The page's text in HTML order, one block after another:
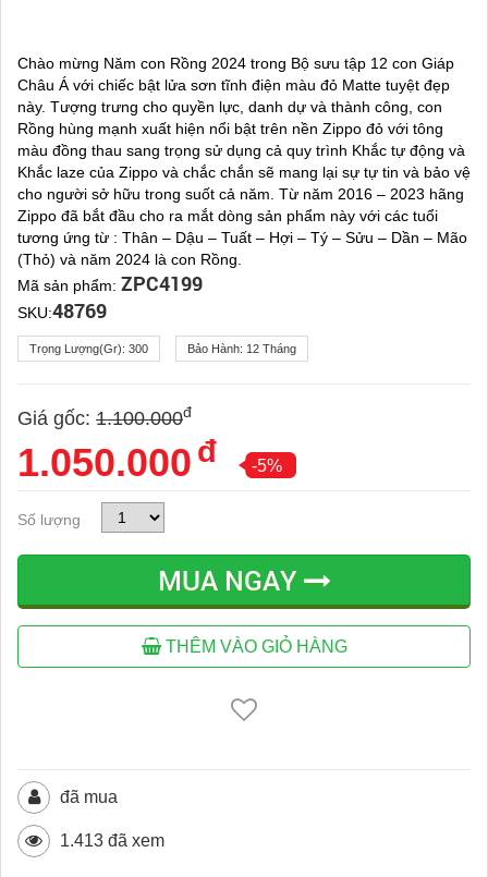
Chào mừng Năm con Rồng 2024 trong Bộ sưu tập 12 con Giáp
Châu Á với chiếc bật lửa sơn tĩnh điện màu đỏ Matte tuyệt đẹp
này. Tượng trưng cho quyền lực, danh dự và thành công, con
Rồng hùng mạnh xuất hiện nổi bật trên nền Zippo đỏ với tông
màu đồng thau sang trọng sử dụng cả quy trình Khắc tự động và
Khắc laze của Zippo và chắc chắn sẽ mang lại sự tự tin và bảo vệ
cho người sở hữu trong suốt cả năm. Từ năm 2016 – 2023 hãng
Zippo đã bắt đầu cho ra mắt dòng sản phẩm này với các tuổi
tương ứng từ : Thân – Dậu – Tuất – Hợi – Tý – Sửu – Dần – Mão
(Thỏ) và năm 2024 là con Rồng.
Mã sản phẩm: ZPC4199
SKU:48769
Trọng Lượng(gr): 300 Bảo Hành: 12 Tháng
Giá gốc: 1.100.000đ
1.050.000 đ -5%
Số lượng
MUA NGAY
THÊM VÀO GIỎ HÀNG
đã mua
1.413 đã xem